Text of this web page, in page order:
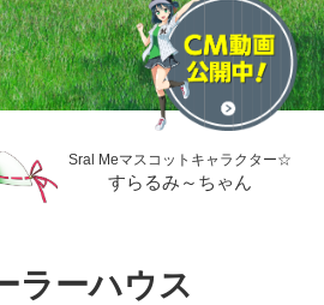
Sral Meマスコットキャラクター☆
すらるみ～ちゃん
ラーハウス